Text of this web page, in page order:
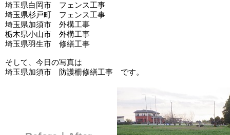
埼玉県白岡市 フェンス工事
埼玉県杉戸町 フェンス工事
埼玉県加須市 外構工事
栃木県小山市 外構工事
埼玉県羽生市 修繕工事
そして、今日の写真は
埼玉県加須市 防護柵修繕工事 です。